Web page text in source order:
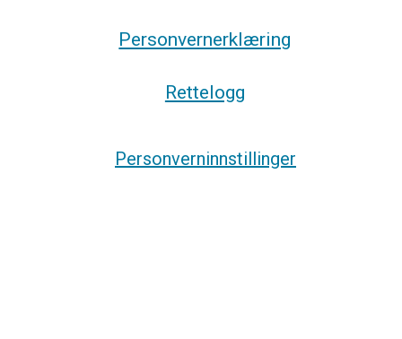
Personvernerklæring
Rettelogg
Personverninnstillinger